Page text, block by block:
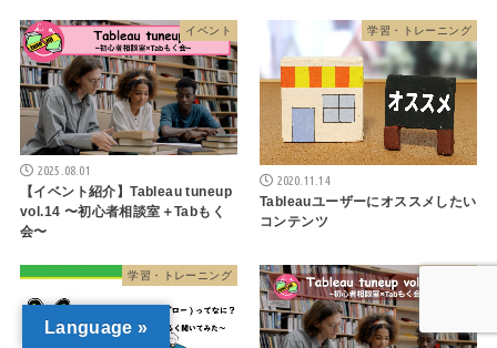
イベント
2025.08.01
【イベント紹介】Tableau tuneup
vol.14 〜初心者相談室＋Tabもく
会〜
学習・トレーニング
2020.11.14
Tableauユーザーにオススメしたい
コンテンツ
学習・トレーニング
Language »